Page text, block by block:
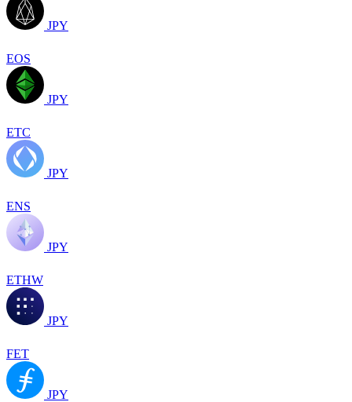
JPY
EOS
JPY
ETC
JPY
ENS
JPY
ETHW
JPY
FET
JPY